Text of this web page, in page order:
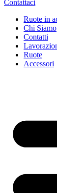
Contattaci
Ruote in
Chi Siamo
Contatti
Ruote
Accessori